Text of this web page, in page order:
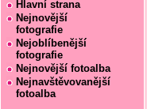
Hlavní strana
Nejnovější
fotografie
Nejoblíbenější
fotografie
Nejnovější fotoalba
Nejnavštěvovanější
fotoalba